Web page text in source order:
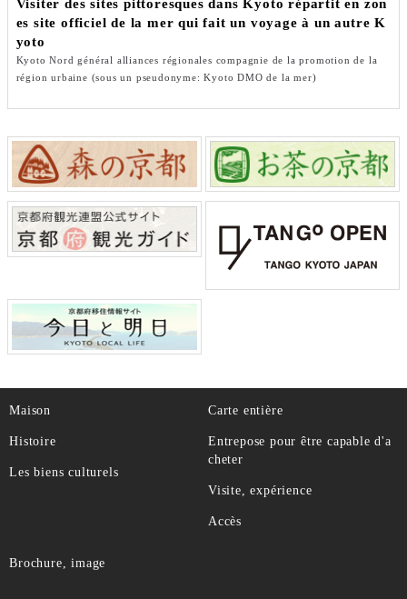
Visiter des sites pittoresques dans Kyoto répartit en zon
es site officiel de la mer qui fait un voyage à un autre K
yoto
Kyoto Nord général alliances régionales compagnie de la promotion de la
région urbaine (sous un pseudonyme: Kyoto DMO de la mer)
Maison
Histoire
Les biens culturels
Carte entière
Entrepose pour être capable d'a
cheter
Visite, expérience
Accès
Brochure, image